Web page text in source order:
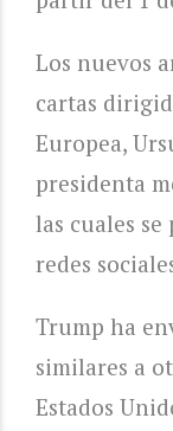
Los nuevos
cartas
Europea,
presidenta
las cuales
redes
Trump ha
similares a
Estados